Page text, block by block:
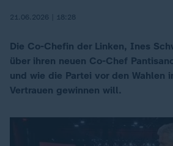
21.06.2026 | 18:28
Die Co-Chefin der Linken, Ines
über ihren neuen Co-Chef
und wie die Partei vor den Wahlen
Vertrauen gewinnen will.